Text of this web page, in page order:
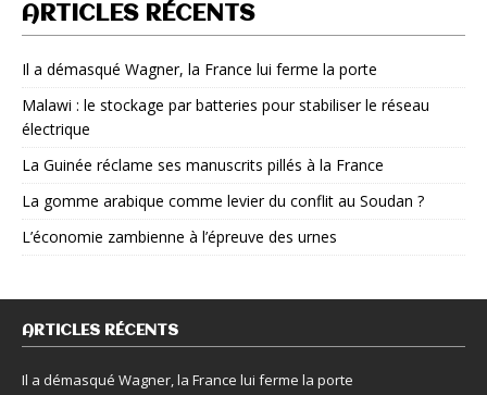
ARTICLES RÉCENTS
Il a démasqué Wagner, la France lui ferme la porte
Malawi : le stockage par batteries pour stabiliser le réseau
électrique
La Guinée réclame ses manuscrits pillés à la France
La gomme arabique comme levier du conflit au Soudan ?
L’économie zambienne à l’épreuve des urnes
ARTICLES RÉCENTS
Il a démasqué Wagner, la France lui ferme la porte